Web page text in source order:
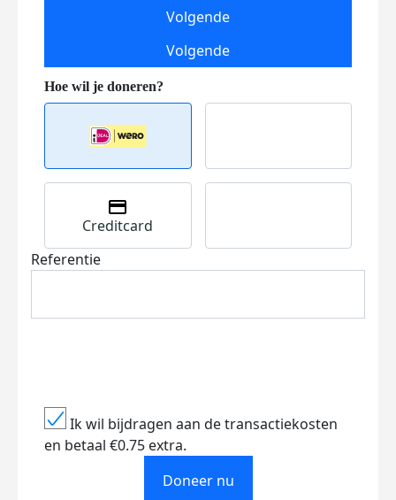
Volgende
Volgende
Creditcard
Referentie
Ik wil bijdragen aan de transactiekosten
en betaal €0.75 extra.
Doneer nu